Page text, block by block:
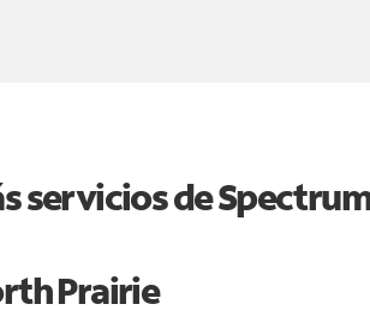
servicios de
Prairie